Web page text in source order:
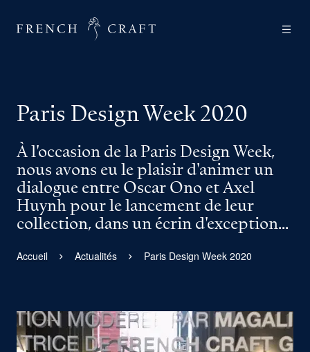
Paris Design Week 2020
À l'occasion de la Paris Design Week,
nous avons eu le plaisir d'animer un
dialogue entre Oscar Ono et Axel
Huynh pour le lancement de leur
collection, dans un écrin d'exception...
Accueil Actualités Paris Design Week 2020
Agrandir